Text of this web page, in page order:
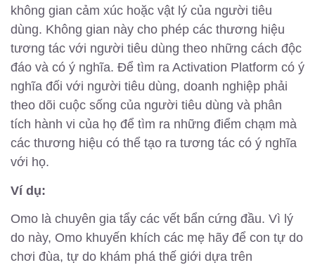
không gian cảm xúc hoặc vật lý của người tiêu
dùng. Không gian này cho phép các thương hiệu
tương tác với người tiêu dùng theo những cách độc
đáo và có ý nghĩa. Để tìm ra Activation Platform có ý
nghĩa đối với người tiêu dùng, doanh nghiệp phải
theo dõi cuộc sống của người tiêu dùng và phân
tích hành vi của họ để tìm ra những điểm chạm mà
các thương hiệu có thể tạo ra tương tác có ý nghĩa
với họ.
Ví dụ:
Omo là chuyên gia tẩy các vết bẩn cứng đầu. Vì lý
do này, Omo khuyến khích các mẹ hãy để con tự do
chơi đùa, tự do khám phá thế giới dựa trên